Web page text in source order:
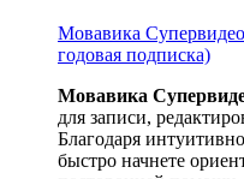
Мовавика
годовая подписка)
Мовавика
для записи,
Благодаря
быстро начнете